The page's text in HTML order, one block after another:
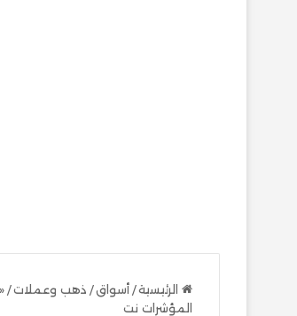
الرئيسية/ أسواق/ ذهب وعملات/
المؤشرات نت